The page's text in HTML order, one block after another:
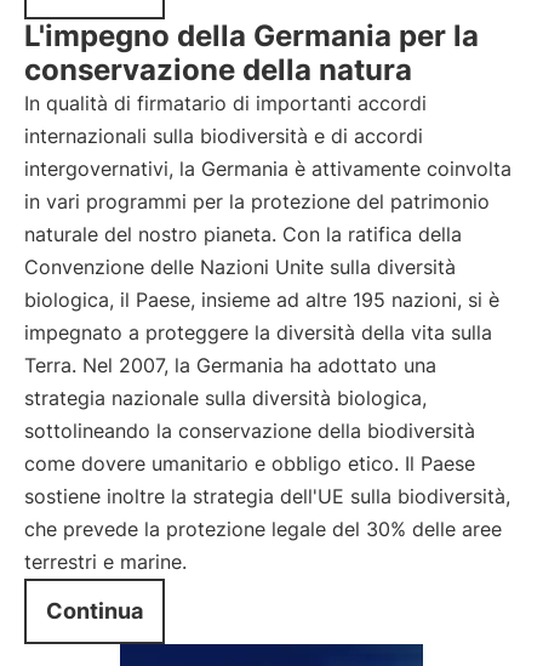
L'impegno della Germania per la
conservazione della natura
In qualità di firmatario di importanti accordi
internazionali sulla biodiversità e di accordi
intergovernativi, la Germania è attivamente coinvolta
in vari programmi per la protezione del patrimonio
naturale del nostro pianeta. Con la ratifica della
Convenzione delle Nazioni Unite sulla diversità
biologica, il Paese, insieme ad altre 195 nazioni, si è
impegnato a proteggere la diversità della vita sulla
Terra. Nel 2007, la Germania ha adottato una
strategia nazionale sulla diversità biologica,
sottolineando la conservazione della biodiversità
come dovere umanitario e obbligo etico. Il Paese
sostiene inoltre la strategia dell'UE sulla biodiversità,
che prevede la protezione legale del 30% delle aree
terrestri e marine.
Continua